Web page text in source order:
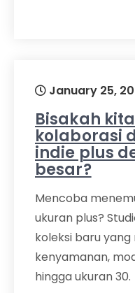
January 25,
Bisakah
kolaborasi
indie plus
besar?
Mencoba
ukuran plus?
koleksi baru
kenyamanan,
hingga ukuran 30.